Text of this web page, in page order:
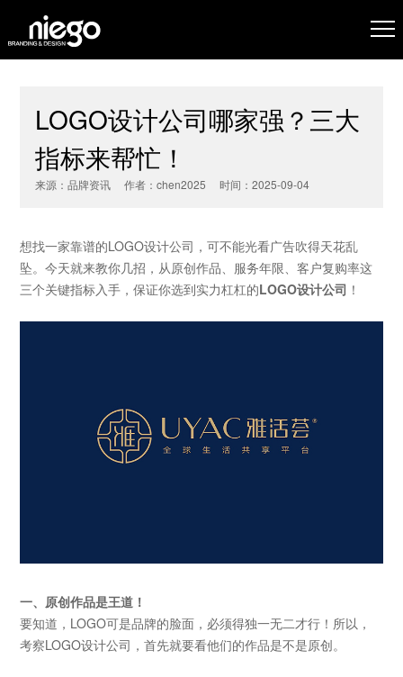
LOGO设计公司哪家强？三大
指标来帮忙！
来源：品牌资讯 作者：chen2025 时间：2025-09-04
想找一家靠谱的LOGO设计公司，可不能光看广告吹得天花乱
坠。今天就来教你几招，从原创作品、服务年限、客户复购率这
三个关键指标入手，保证你选到实力杠杠的LOGO设计公司 ！
一、原创作品是王道！
要知道， LOGO可是品牌的脸面，必须得独一无二才行！所以，
考察LOGO设计公司，首先就要看他们的作品是不是原创。